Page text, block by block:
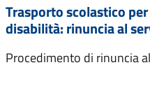
Trasporto scolastico
disabilità: rinuncia al
Procedimento di rinuncia